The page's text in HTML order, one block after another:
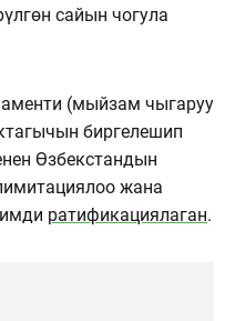
сайын чогула
(мыйзам чыгаруу
биргелешип
Өзбекстандын
жана
ратификациялаган.